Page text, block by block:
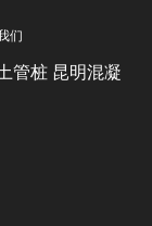
们
管桩 昆明混凝